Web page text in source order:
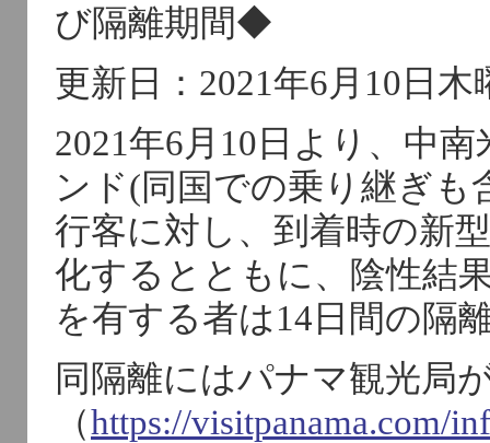
び隔離期間◆
更新日：2021年6月10日木
2021年6月10日より、中
ンド(同国での乗り継ぎ
行客に対し、到着時の新
化するとともに、陰性結
を有する者は14日間の隔
同隔離にはパナマ観光局
（https://visitpanama.com/